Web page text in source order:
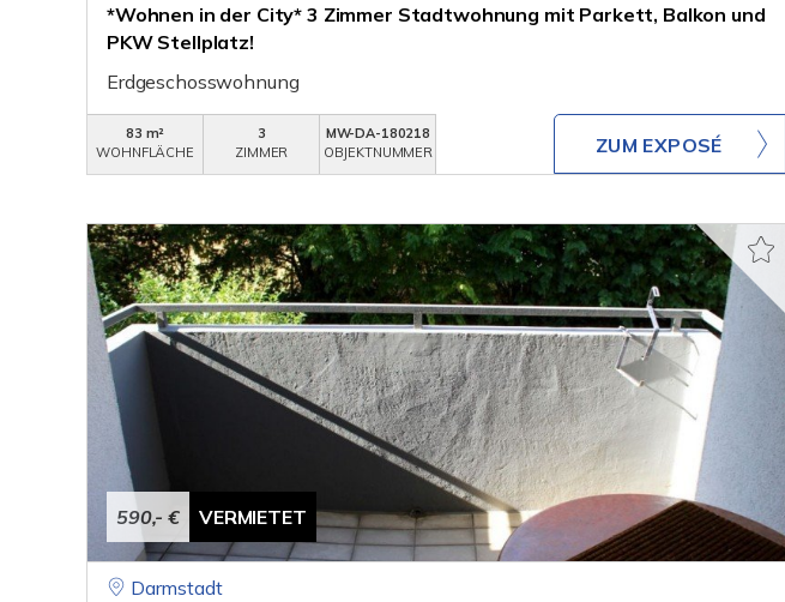
*Wohnen in der City* 3 Zimmer Stadtwohnung mit Parkett, Balkon und
PKW Stellplatz!
Erdgeschosswohnung
83 m²
WOHNFLÄCHE
3
ZIMMER
MW-DA-180218
OBJEKTNUMMER
ZUM EXPOSÉ
590,- € VERMIETET
Darmstadt